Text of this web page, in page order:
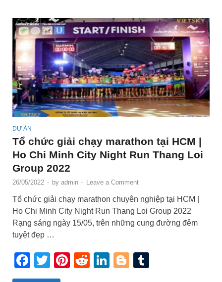
DỰ ÁN
Tổ chức giải chạy marathon tại HCM |
Ho Chi Minh City Night Run Thang Loi
Group 2022
26/05/2022 - by admin - Leave a Comment
Tổ chức giải chạy marathon chuyên nghiệp tại HCM |
Ho Chi Minh City Night Run Thang Loi Group 2022
Rạng sáng ngày 15/05, trên những cung đường đêm
tuyệt đẹp …
Facebook
Twitter
Pinterest
RedditLinkedIn
Blogger